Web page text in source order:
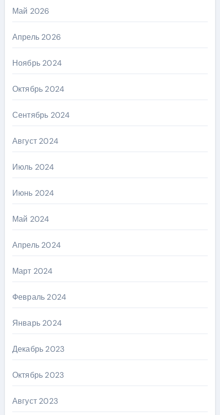
Май 2026
Апрель 2026
Ноябрь 2024
Октябрь 2024
Сентябрь 2024
Август 2024
Июль 2024
Июнь 2024
Май 2024
Апрель 2024
Март 2024
Февраль 2024
Январь 2024
Декабрь 2023
Октябрь 2023
Август 2023